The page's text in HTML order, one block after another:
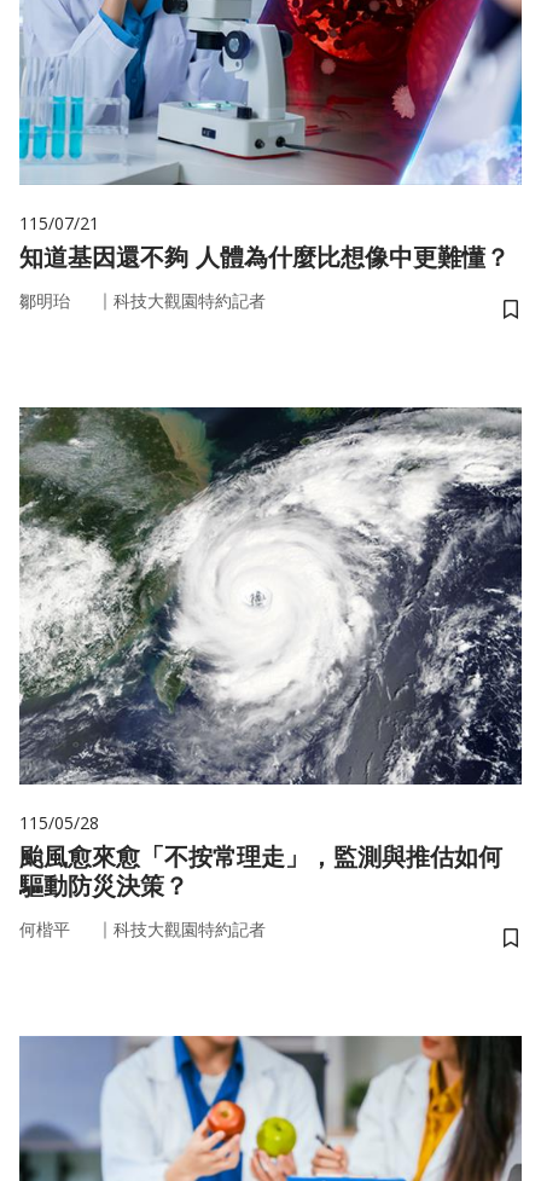
115/07/21
知道基因還不夠 人體為什麼比想像中更難懂？
鄒明珆 ｜ 科技大觀園特約記者
儲
115/05/28
颱風愈來愈「不按常理走」，監測與推估如何
驅動防災決策？
何楷平 ｜ 科技大觀園特約記者
儲